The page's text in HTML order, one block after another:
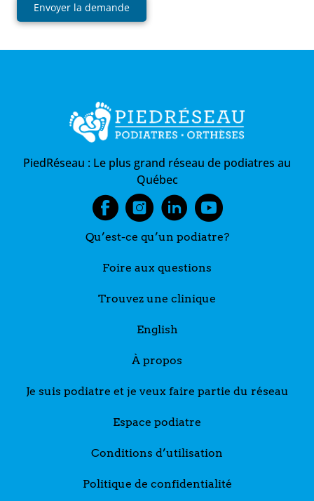
Envoyer la demande
PiedRéseau : Le plus grand réseau de podiatres au
Québec
Qu’est-ce qu’un podiatre?
Foire aux questions
Trouvez une clinique
English
À propos
Je suis podiatre et je veux faire partie du réseau
Espace podiatre
Conditions d’utilisation
Politique de confidentialité